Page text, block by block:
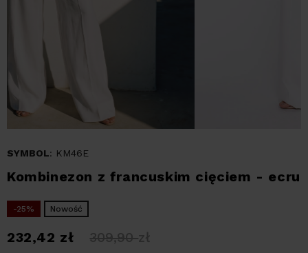
SYMBOL: KM46E
Kombinezon z francuskim cięciem - ecru
-25% Nowość
232,42 zł 309,90zł